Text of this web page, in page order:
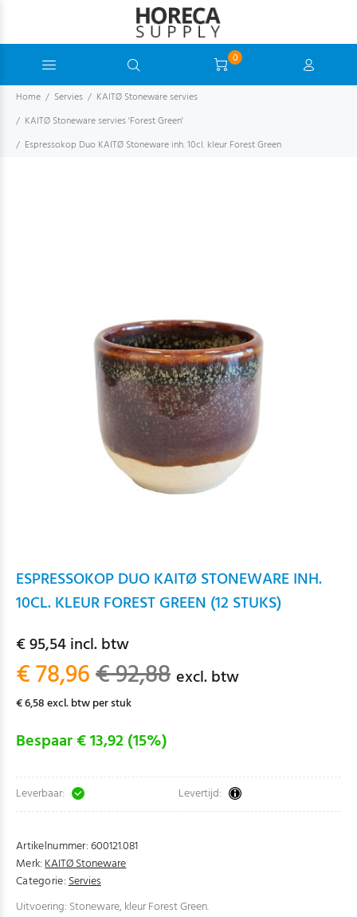
0
Home Servies
KAITØ Stoneware servies
KAITØ Stoneware servies 'Forest Green'
Espressokop Duo KAITØ Stoneware inh. 10cl. kleur Forest Green
ESPRESSOKOP DUO KAITØ STONEWARE INH.
10CL. KLEUR FOREST GREEN (12 STUKS)
€ 95,54 incl. btw
€ 78,96€ 92,88 excl. btw
€ 6,58 excl. btw per stuk
Bespaar € 13,92 (15%)
Leverbaar: Levertijd:
Artikelnummer:600121.081
Merk:KAITØ Stoneware
Categorie:Servies
Uitvoering: Stoneware, kleur Forest Green.